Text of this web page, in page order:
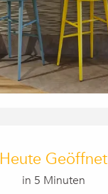
Heute Geöffnet
in 5 Minuten